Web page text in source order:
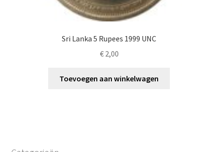
Sri Lanka 5 Rupees 1999 UNC
€2,00
Toevoegen aan winkelwagen